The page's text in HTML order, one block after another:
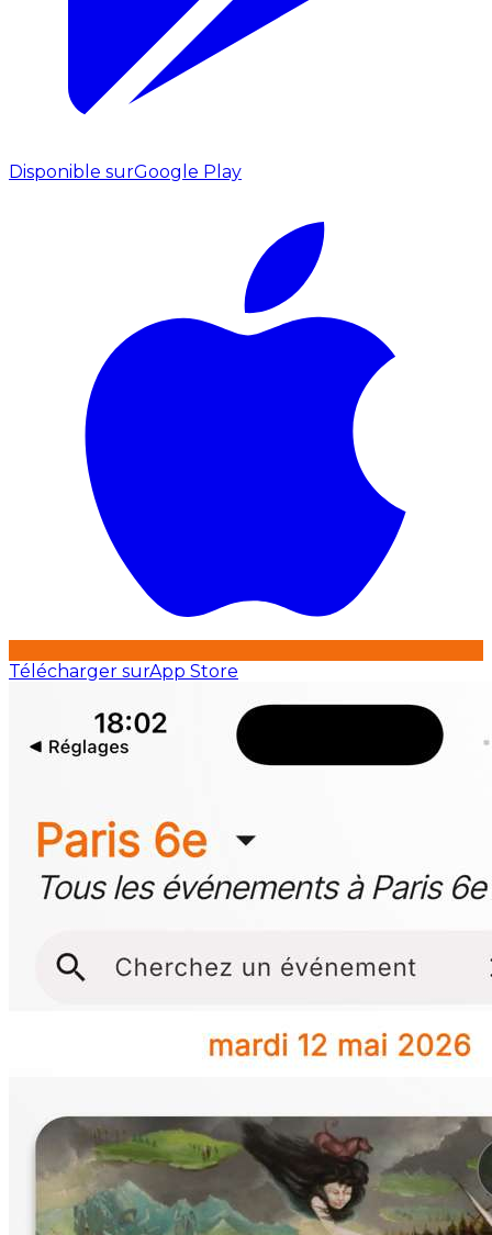
Disponible surGoogle Play
Télécharger surApp Store